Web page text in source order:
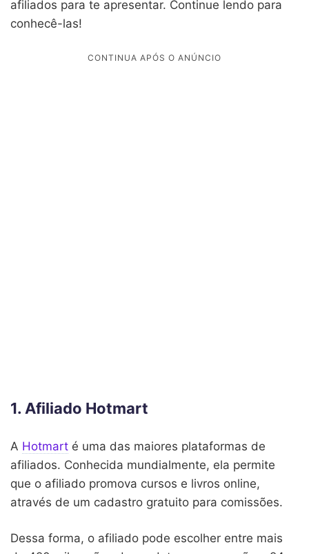
afiliados para te apresentar. Continue lendo para
conhecê-las!
1. Afiliado Hotmart
A Hotmart é uma das maiores plataformas de
afiliados. Conhecida mundialmente, ela permite
que o afiliado promova cursos e livros online,
através de um cadastro gratuito para comissões.
Dessa forma, o afiliado pode escolher entre mais